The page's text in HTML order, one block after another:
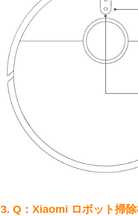
3. Q：Xiaomi ロボット掃